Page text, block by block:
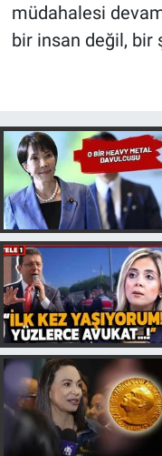
müdahalesi
bir insan değil, bir
Yerel Gündem